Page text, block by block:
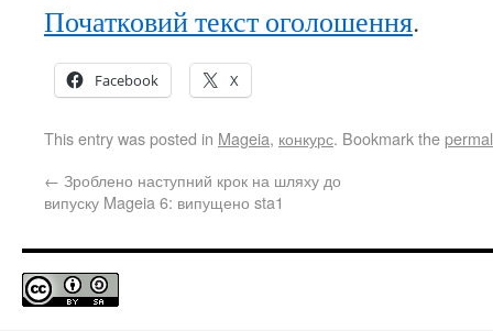
Початковий текст оголошення.
Facebook X
This entry was posted in Mageia, конкурс. Bookmark the
← Зроблено наступний крок на шляху до
випуску Mageia 6: випущено sta1